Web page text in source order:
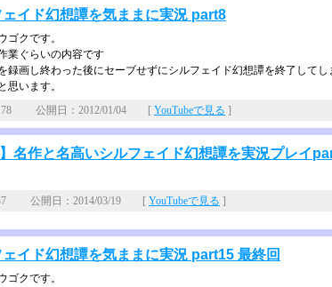
ェイド幻想譚を気ままに実況 part8
ゴクです。
業ぐらいの内容です
録画し終わった後にセーブせずにシルフェイド幻想譚を終了してし
思います。
178 公開日：2012/01/04 [ YouTubeで見る ]
】名作と名高いシルフェイド幻想譚を実況プレイ
47 公開日：2014/03/19 [ YouTubeで見る ]
イド幻想譚を気ままに実況 part15 最終回
ゴクです。